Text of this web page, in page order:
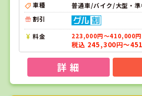
車種
普通車/バイク/大型・準
割引
料金 223,000円～410,000円
税込 245,300円～
詳 細